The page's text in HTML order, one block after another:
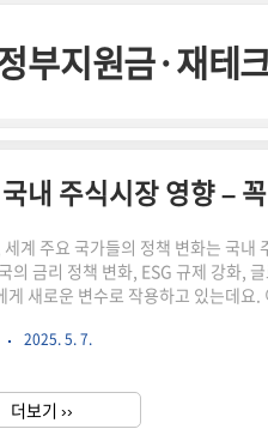
부지원금·재테
내 주식시장 영향 –
계 주요 국가들의 정책 변화는 국내
의 금리 정책 변화, ESG 규제 강화,
게 새로운 변수로 작용하고 있는데요
① 미국 금리 정책과 유동성 변화
국 주식시장의 외국인 투자 유입에
중심의 보수적 포트폴리오가 유리합
2025. 5. 7.
더보기 ››